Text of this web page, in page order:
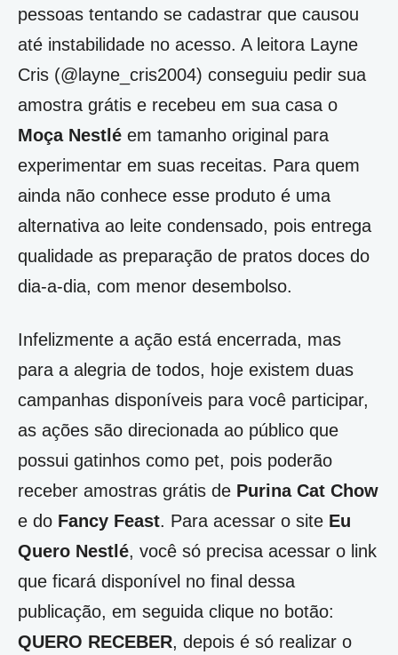
pessoas tentando se cadastrar que causou
até instabilidade no acesso. A leitora Layne
Cris (@layne_cris2004) conseguiu pedir sua
amostra grátis e recebeu em sua casa o
Moça Nestlé em tamanho original para
experimentar em suas receitas. Para quem
ainda não conhece esse produto é uma
alternativa ao leite condensado, pois entrega
qualidade as preparação de pratos doces do
dia-a-dia, com menor desembolso.
Infelizmente a ação está encerrada, mas
para a alegria de todos, hoje existem duas
campanhas disponíveis para você participar,
as ações são direcionada ao público que
possui gatinhos como pet, pois poderão
receber amostras grátis de Purina Cat Chow
e do Fancy Feast. Para acessar o site Eu
Quero Nestlé, você só precisa acessar o link
que ficará disponível no final dessa
publicação, em seguida clique no botão:
QUERO RECEBER, depois é só realizar o